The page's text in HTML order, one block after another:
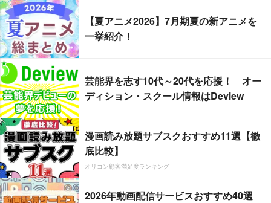
【夏アニメ2026】7月期夏の新アニメを
一挙紹介！
芸能界を志す10代～20代を応援！ オー
ディション・スクール情報はDeview
漫画読み放題サブスクおすすめ11選【徹
底比較】
オリコン顧客満足度ランキング
2026年動画配信サービスおすすめ40選